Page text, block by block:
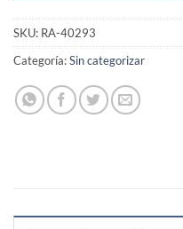
SKU: RA-40293
Categoría:Sin categorizar